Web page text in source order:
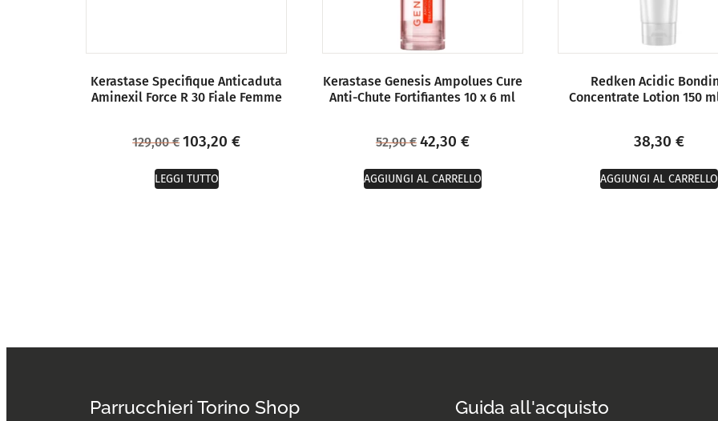
Kerastase Specifique Anticaduta
Aminexil Force R 30 Fiale Femme
129,00€ 103,20€
LEGGI TUTTO
Kerastase Genesis Ampolues Cure
Anti-Chute Fortifiantes 10 x 6 ml
52,90€ 42,30 €
AGGIUNGI AL CARRELLO
Redken Acidic
Concentrate Lotion 150
38,30 €
AGGIUNGI AL CARRELLO
Parrucchieri Torino Shop Guida all'acquisto